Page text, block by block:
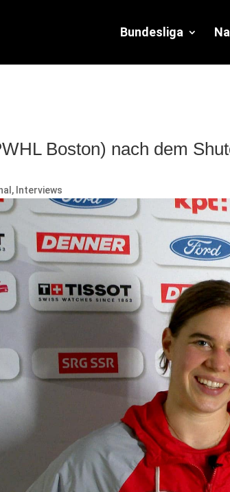
Bundesliga
Boston) nach dem
, Interviews